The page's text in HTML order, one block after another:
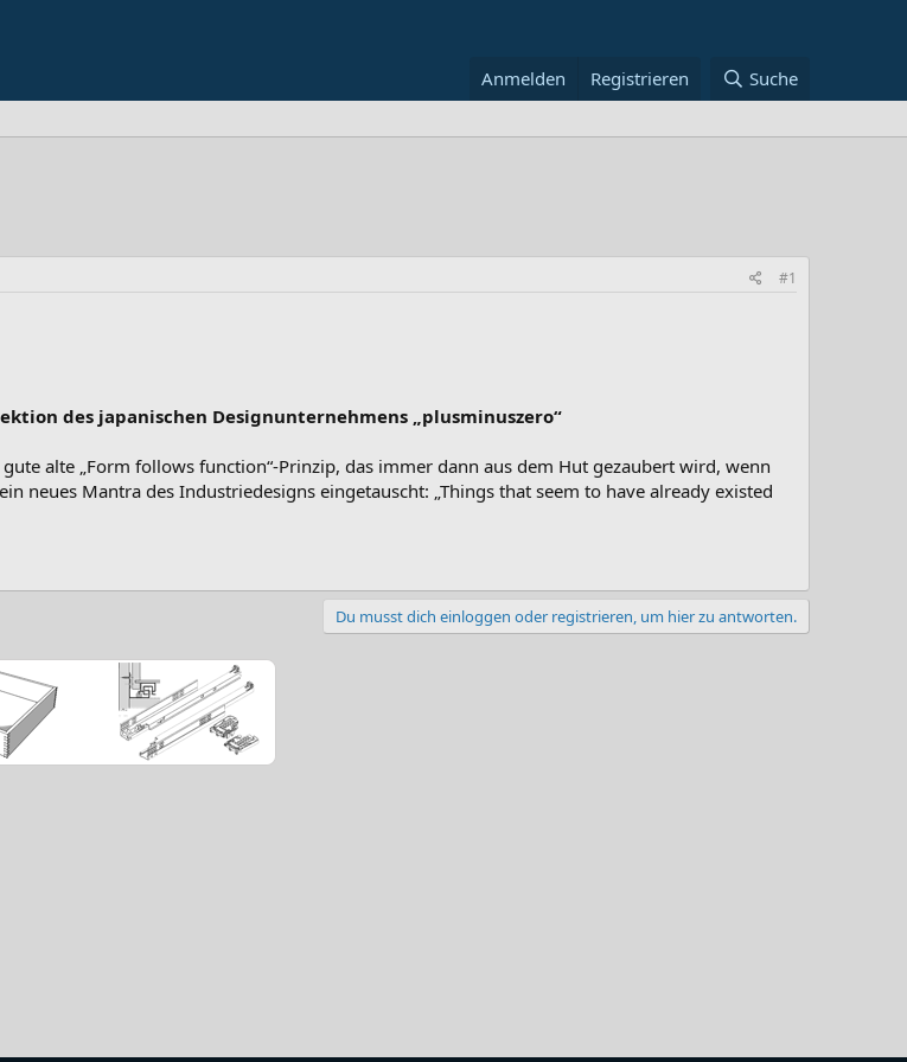
Anmelden Registrieren Suche
#1
des japanischen Designunternehmens „plusminuszero“
alte „Form follows function“-Prinzip, das immer dann aus dem Hut gezaubert wird, wenn
neues Mantra des Industriedesigns eingetauscht: „Things that seem to have already existed
Du musst dich einloggen oder registrieren, um hier zu antworten.